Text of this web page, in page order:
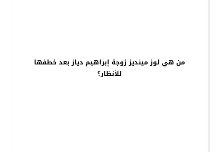
من هي لوز مينديز زوجة إبراهيم دياز بعد خطفها
للأنظار؟